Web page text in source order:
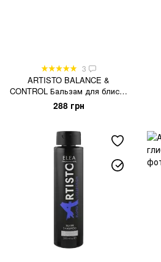
3
ARTISTO BALANCE &
CONTROL Бальзам для блиску
Shine Conditioner
288 грн